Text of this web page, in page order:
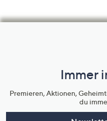
Immer
Premieren, Aktionen,
du